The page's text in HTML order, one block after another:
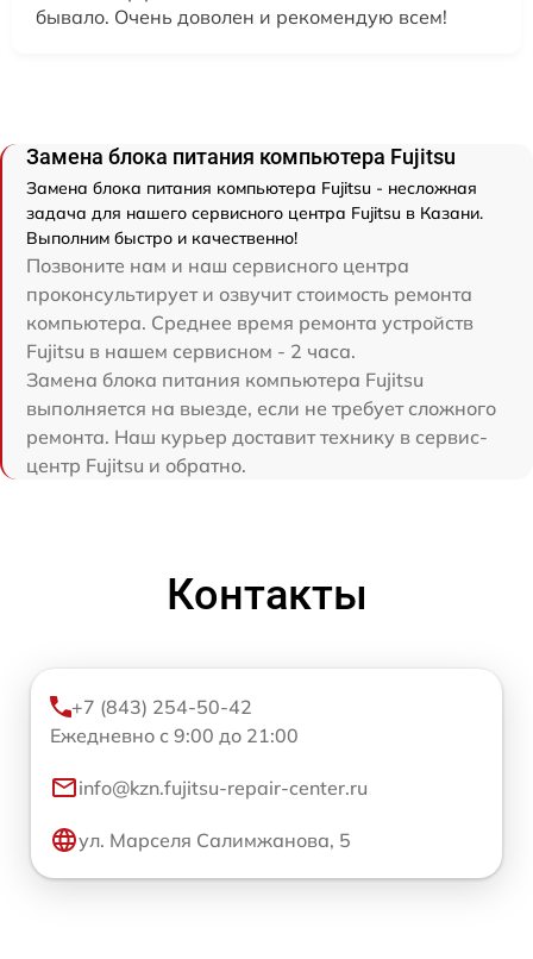
бывало. Очень доволен и рекомендую всем!
Замена блока питания компьютера Fujitsu
Замена блока питания компьютера Fujitsu - несложная
задача для нашего сервисного центра Fujitsu в Казани.
Выполним быстро и качественно!
Позвоните нам и наш сервисного центра
проконсультирует и озвучит стоимость ремонта
компьютера. Среднее время ремонта устройств
Fujitsu в нашем сервисном - 2 часа.
Замена блока питания компьютера Fujitsu
выполняется на выезде, если не требует сложного
ремонта. Наш курьер доставит технику в сервис-
центр Fujitsu и обратно.
Контакты
+7 (843) 254-50-42
Ежедневно с 9:00 до 21:00
info@kzn.fujitsu-repair-center.ru
ул. Марселя Салимжанова, 5